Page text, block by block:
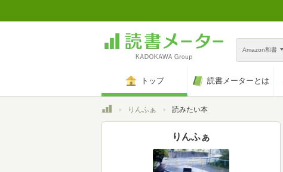
Amazon和書
トップ 読書メーターとは
トップりんふぁ 読みたい本
りんふぁ